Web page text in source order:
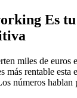
Es
miles de euros
más rentable esta
números hablan